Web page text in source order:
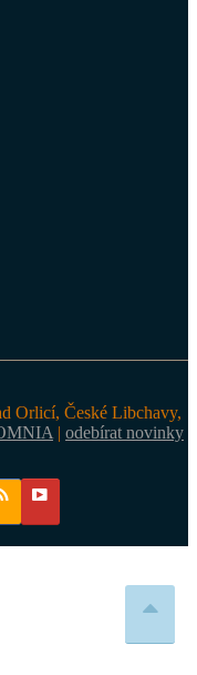
Orlicí, České Libchavy,
| odebírat novinky